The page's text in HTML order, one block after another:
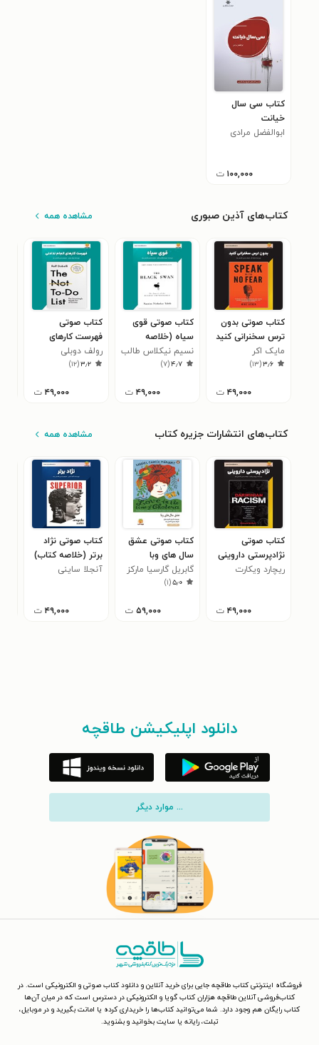
کتاب سی سال
خیانت
ابوالفضل مرادی
۱۰۰,۰۰۰ ت
کتاب‌های آذین صبوری مشاهده همه
کتاب صوتی بدون
ترس سخنرانی کنید
(خلاصه کتاب)
مایک اکر
۳٫۶(۱۳)
۴۹,۰۰۰ ت
کتاب صوتی قوی
سیاه (خلاصه
کتاب)
نسیم نیکلاس طالب
۴٫۷(۷)
۴۹,۰۰۰ ت
کتاب صوتی
فهرست کارهای
انجام ندادنی
(خلاصه کتاب)
رولف دوبلی
۳٫۲(۱۲)
۴۹,۰۰۰ ت
کتاب‌های انتشارات جزیره کتاب مشاهده همه
کتاب صوتی
نژادپرستی داروینی
(خلاصه کتاب)
ریچارد ویکارت
۴۹,۰۰۰ ت
کتاب صوتی عشق
سال های وبا
(خلاصه کتاب)
گابریل گارسیا مارکز
۵٫۰(۱)
۵۹,۰۰۰ ت
کتاب صوتی نژاد
برتر (خلاصه کتاب)
آنجلا ساینی
۴۹,۰۰۰ ت
دانلود اپلیکیشن طاقچه
... موارد دیگر
فروشگاه اینترنتی کتاب طاقچه جایی برای خرید آنلاین و دانلود کتاب صوتی و الکترونیکی است. در
کتاب‌فروشی آنلاین طاقچه هزاران کتاب گویا و الکترونیکی در دسترس است که در میان آن‌ها
کتاب رایگان هم وجود دارد. شما می‌توانید کتاب‌ها را خریداری کرده یا امانت بگیرید و در موبایل،
تبلت، رایانه یا سایت بخوانید و بشنوید.